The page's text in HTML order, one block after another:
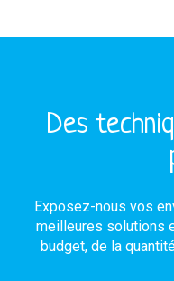
Des
Exposez-nous vos
meilleures solutions
budget, de la